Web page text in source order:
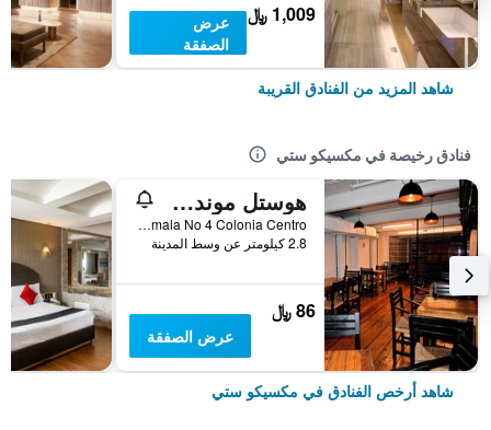
1,009 ﷼
عرض
الصفقة
شاهد المزيد من الفنادق القريبة
فنادق رخيصة في مكسيكو ستي
هوستل موندو جوفين
República de Guatemala No 4 Colonia Centro, مكسيكو ستي, ولاية مقاطعة مدينة مكسيكو الفيدرالية, المكسيك
2.8 كيلومتر عن وسط المدينة
86 ﷼
عرض الصفقة
شاهد أرخص الفنادق في مكسيكو ستي